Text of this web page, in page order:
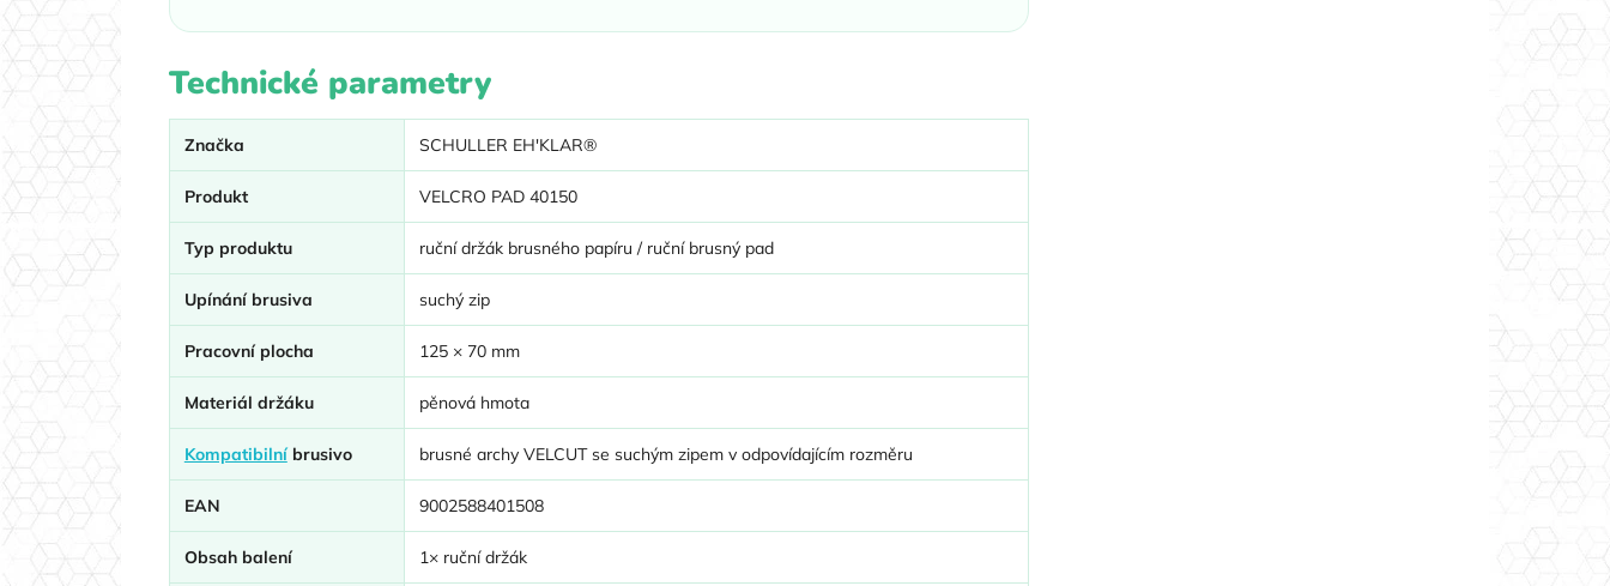
Technické parametry
Značka SCHULLER EH'KLAR®
Produkt VELCRO PAD 40150
Typ produktu ruční držák brusného papíru / ruční brusný pad
Upínání brusiva suchý zip
Pracovní plocha 125 × 70 mm
Materiál držáku pěnová hmota
Kompatibilníbrusivo brusné archy VELCUT se suchým zipem v odpovídajícím rozměru
EAN 9002588401508
Obsah balení 1× ruční držák